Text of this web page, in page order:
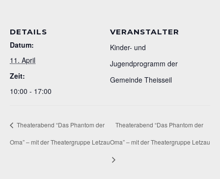
DETAILS
Datum:
11. April
Zeit:
10:00 - 17:00
VERANSTALTER
Kinder- und
Jugendprogramm der
Gemeinde Theisseil
Theaterabend “Das Phantom der
Oma” – mit der Theatergruppe Letzau
Theaterabend “Das Phantom der
Oma” – mit der Theatergruppe Letzau